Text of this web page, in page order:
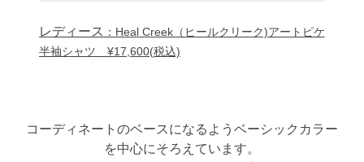
レディース ：Heal Creek（ヒールクリーク)アートピケ
半袖シャツ ¥17,600(税込)
コーディネートのベースになるようベーシックカラー
を中心にそろえています。